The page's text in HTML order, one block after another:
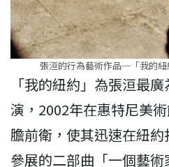
張洹的行為藝術作品─「我的
「我的紐約」為張洹最
演，2002年在惠特尼美
膽前衛，使其迅速在紐
參展的二部曲「一個藝